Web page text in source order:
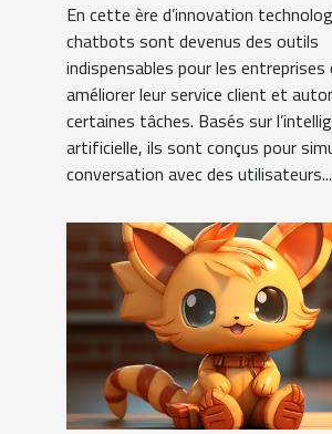
En cette ère d’innovation
chatbots sont devenus des outils
indispensables pour les entreprises
améliorer leur service client et
certaines tâches. Basés sur
artificielle, ils sont conçus pour
conversation avec des utilisateurs...